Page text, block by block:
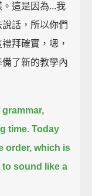
這是因為...我
話，所以你們
拜確實，嗯，
了新的教學內
time. Today
order, which is
to sound like a